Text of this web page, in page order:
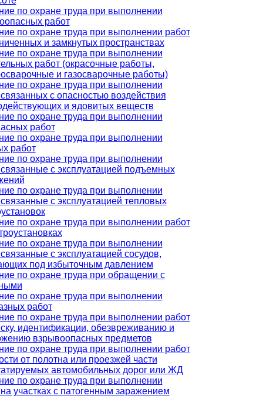
по охране труда при выполнении
работ
по охране труда при выполнении работ
и замкнутых пространствах
по охране труда при выполнении
работ (окрасочные работы,
и газосварочные работы)
по охране труда при выполнении
с опасностью воздействия
и ядовитых веществ
по охране труда при выполнении
работ
по охране труда при выполнении
работ
по охране труда при выполнении
связанные с эксплуатацией подъемных
по охране труда при выполнении
с эксплуатацией тепловых
по охране труда при выполнении работ
по охране труда при выполнении
с эксплуатацией сосудов,
под избыточным давлением
по охране труда при обращении с
по охране труда при выполнении
работ
по охране труда при выполнении работ
идентификации, обезвреживанию и
взрывоопасных предметов
по охране труда при выполнении работ
от полотна или проезжей части
автомобильных дорог или ЖД
по охране труда при выполнении
участках с патогенным заражением